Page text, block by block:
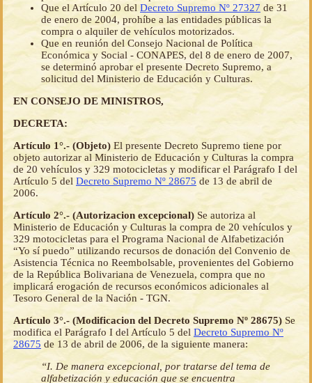
Que el Artículo 20 del Decreto Supremo Nº 27327 de 31
de enero de 2004, prohíbe a las entidades públicas la
compra o alquiler de vehículos motorizados.
Que en reunión del Consejo Nacional de Política
Económica y Social - CONAPES, del 8 de enero de 2007,
se determinó aprobar el presente Decreto Supremo, a
solicitud del Ministerio de Educación y Culturas.
EN CONSEJO DE MINISTROS,
DECRETA:
Artículo 1°.- (Objeto) El presente Decreto Supremo tiene por
objeto autorizar al Ministerio de Educación y Culturas la compra
de 20 vehículos y 329 motocicletas y modificar el Parágrafo I del
Artículo 5 del Decreto Supremo Nº 28675 de 13 de abril de
2006.
Artículo 2°.- (Autorizacion excepcional) Se autoriza al
Ministerio de Educación y Culturas la compra de 20 vehículos y
329 motocicletas para el Programa Nacional de Alfabetización
“Yo sí puedo” utilizando recursos de donación del Convenio de
Asistencia Técnica no Reembolsable, provenientes del Gobierno
de la República Bolivariana de Venezuela, compra que no
implicará erogación de recursos económicos adicionales al
Tesoro General de la Nación - TGN.
Artículo 3°.- (Modificacion del Decreto Supremo Nº 28675) Se
modifica el Parágrafo I del Artículo 5 del Decreto Supremo Nº
28675 de 13 de abril de 2006, de la siguiente manera:
“I. De manera excepcional, por tratarse del tema de
alfabetización y educación que se encuentra